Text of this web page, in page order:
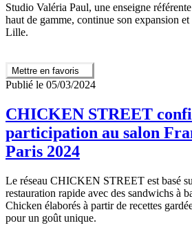
Studio Valéria Paul, une enseigne
haut de gamme, continue son expansion
Lille.
Mettre en favoris
Publié le 05/03/2024
CHICKEN STREET
participation au salon
Paris 2024
Le réseau CHICKEN STREET est basé
restauration rapide avec des sandwichs à
Chicken élaborés à partir de recettes
pour un goût unique.